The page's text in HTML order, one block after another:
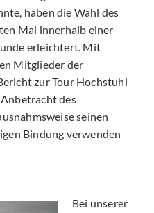
haben die Wahl des
Mal innerhalb einer
erleichtert. Mit
Mitglieder der
zur Tour Hochstuhl
des
seinen
Bindung verwenden
Bei unserer